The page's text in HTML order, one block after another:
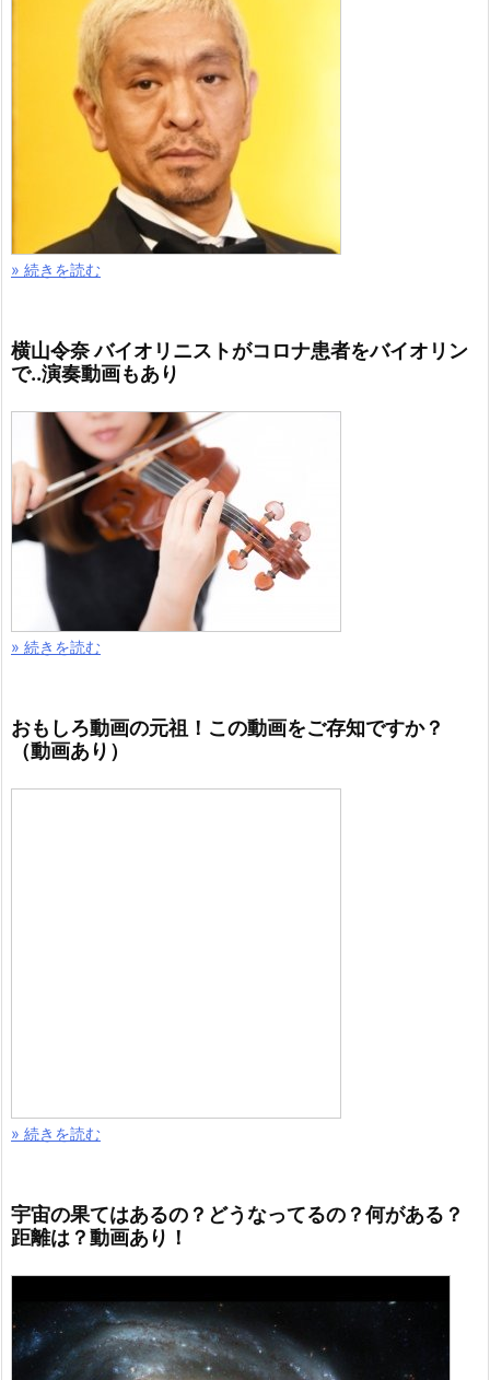
» 続きを読む
横山令奈 バイオリニストがコロナ患者をバイオリン
で..演奏動画もあり
» 続きを読む
おもしろ動画の元祖！この動画をご存知ですか？
（動画あり）
» 続きを読む
宇宙の果てはあるの？どうなってるの？何がある？
距離は？動画あり！